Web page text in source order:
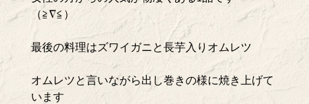
（≧∇≦）
最後の料理はズワイガニと長芋入りオムレツ
オムレツと言いながら出し巻きの様に焼き上げて
います